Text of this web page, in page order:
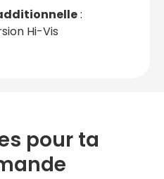
:
Hi-Vis
pour ta